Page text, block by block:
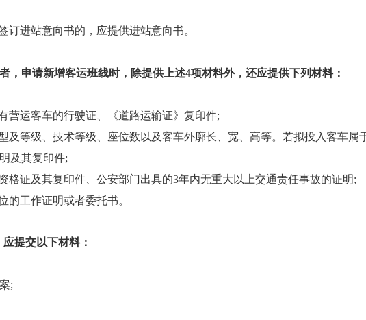
订进站意向书的，应提供进站意向书。
，申请新增客运班线时，除提供上述4项材料外，还应提供下列材料：
营运客车的行驶证、《道路运输证》复印件;
及等级、技术等级、座位数以及客车外廓长、宽、高等。若拟投入客车
及其复印件;
格证及其复印件、公安部门出具的3年内无重大以上交通责任事故的证明;
的工作证明或者委托书。
提交以下材料：
;